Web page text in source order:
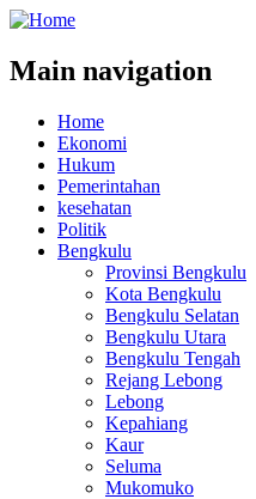
Main navigation
Home
Ekonomi
Hukum
Pemerintahan
kesehatan
Politik
Bengkulu
Provinsi Bengkulu
Kota Bengkulu
Bengkulu Selatan
Bengkulu Utara
Bengkulu Tengah
Rejang Lebong
Lebong
Kepahiang
Kaur
Seluma
Mukomuko